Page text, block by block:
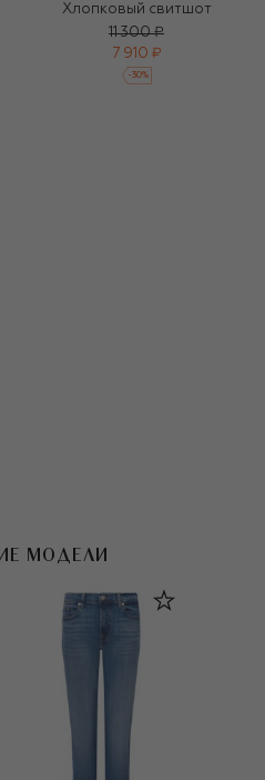
Хлопковый свитшот
11 300 ₽
7 910 ₽
-30%
МОДЕЛИ